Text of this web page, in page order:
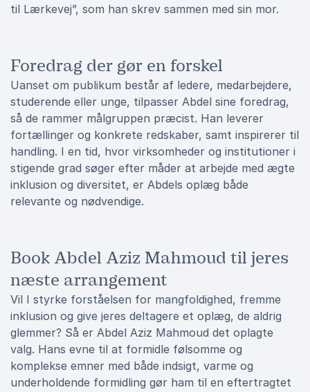
til Lærkevej”, som han skrev sammen med sin mor.
Foredrag der gør en forskel
Uanset om publikum består af ledere, medarbejdere,
studerende eller unge, tilpasser Abdel sine foredrag,
så de rammer målgruppen præcist. Han leverer
fortællinger og konkrete redskaber, samt inspirerer til
handling. I en tid, hvor virksomheder og institutioner i
stigende grad søger efter måder at arbejde med ægte
inklusion og diversitet, er Abdels oplæg både
relevante og nødvendige.
Book Abdel Aziz Mahmoud til jeres
næste arrangement
Vil I styrke forståelsen for mangfoldighed, fremme
inklusion og give jeres deltagere et oplæg, de aldrig
glemmer? Så er Abdel Aziz Mahmoud det oplagte
valg. Hans evne til at formidle følsomme og
komplekse emner med både indsigt, varme og
underholdende formidling gør ham til en eftertragtet